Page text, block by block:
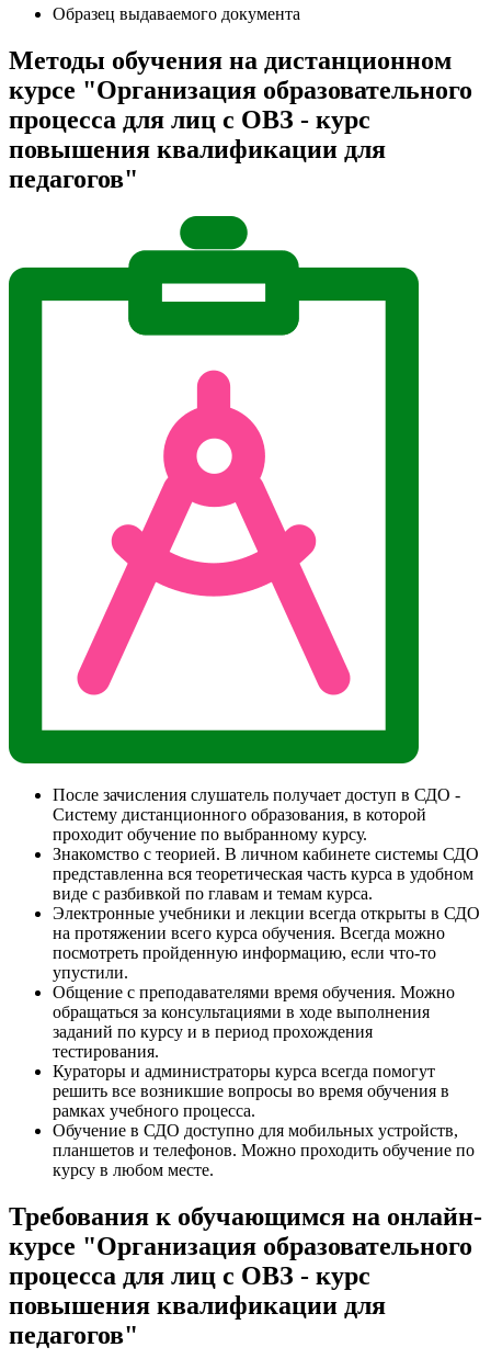
Образец выдаваемого документа
Методы обучения на дистанционном
курсе "Организация образовательного
процесса для лиц с ОВЗ - курс
повышения квалификации для
педагогов"
После зачисления слушатель получает доступ в СДО -
Систему дистанционного образования, в которой
проходит обучение по выбранному курсу.
Знакомство с теорией. В личном кабинете системы СДО
представленна вся теоретическая часть курса в удобном
виде с разбивкой по главам и темам курса.
Электронные учебники и лекции всегда открыты в СДО
на протяжении всего курса обучения. Всегда можно
посмотреть пройденную информацию, если что-то
упустили.
Общение с преподавателями время обучения. Можно
обращаться за консультациями в ходе выполнения
заданий по курсу и в период прохождения
тестирования.
Кураторы и администраторы курса всегда помогут
решить все возникшие вопросы во время обучения в
рамках учебного процесса.
Обучение в СДО доступно для мобильных устройств,
планшетов и телефонов. Можно проходить обучение по
курсу в любом месте.
Требования к обучающимся на онлайн-
курсе "Организация образовательного
процесса для лиц с ОВЗ - курс
повышения квалификации для
педагогов"